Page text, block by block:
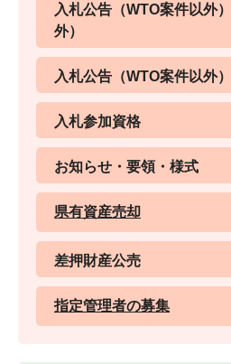
入札公告（WTO案件以外
外）
入札公告（WTO案件以外
入札参加資格
お知らせ・要領・様式
県有資産売却
差押財産公売
指定管理者の募集